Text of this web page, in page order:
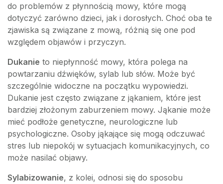
do problemów z płynnością mowy, które mogą
dotyczyć zarówno dzieci, jak i dorosłych. Choć oba te
zjawiska są związane z mową, różnią się one pod
względem objawów i przyczyn.
Dukanie to niepłynność mowy, która polega na
powtarzaniu dźwięków, sylab lub słów. Może być
szczególnie widoczne na początku wypowiedzi.
Dukanie jest często związane z jąkaniem, które jest
bardziej złożonym zaburzeniem mowy. Jąkanie może
mieć podłoże genetyczne, neurologiczne lub
psychologiczne. Osoby jąkające się mogą odczuwać
stres lub niepokój w sytuacjach komunikacyjnych, co
może nasilać objawy.
Sylabizowanie, z kolei, odnosi się do sposobu